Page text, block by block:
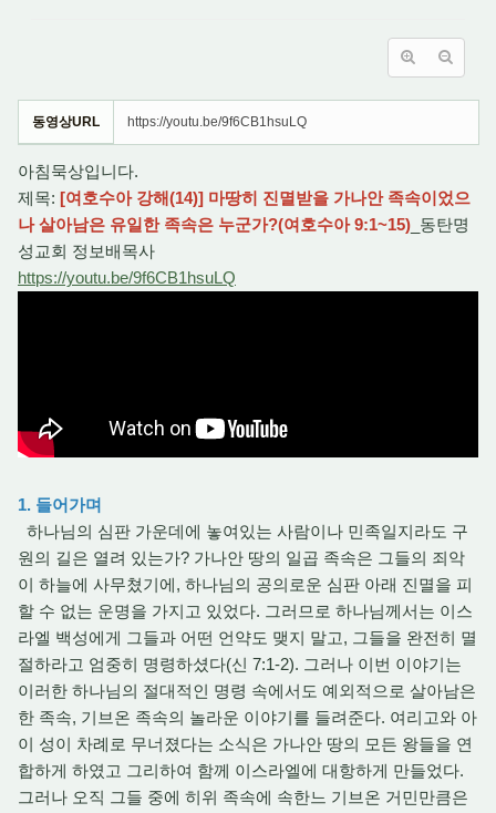
동영상URL https://youtu.be/9f6CB1hsuLQ
아침묵상입니다.
제목: [여호수아 강해(14)] 마땅히 진멸받을 가나안 족속이었으
나 살아남은 유일한 족속은 누군가?(여호수아 9:1~15) _동탄명
성교회 정보배목사
https://youtu.be/9f6CB1hsuLQ
1. 들어가며
하나님의 심판 가운데에 놓여있는 사람이나 민족일지라도 구
원의 길은 열려 있는가? 가나안 땅의 일곱 족속은 그들의 죄악
이 하늘에 사무쳤기에, 하나님의 공의로운 심판 아래 진멸을 피
할 수 없는 운명을 가지고 있었다. 그러므로 하나님께서는 이스
라엘 백성에게 그들과 어떤 언약도 맺지 말고, 그들을 완전히 멸
절하라고 엄중히 명령하셨다(신 7:1-2). 그러나 이번 이야기는
이러한 하나님의 절대적인 명령 속에서도 예외적으로 살아남은
한 족속, 기브온 족속의 놀라운 이야기를 들려준다. 여리고와 아
이 성이 차례로 무너졌다는 소식은 가나안 땅의 모든 왕들을 연
합하게 하였고 그리하여 함께 이스라엘에 대항하게 만들었다.
그러나 오직 그들 중에 히위 족속에 속한느 기브온 거민만큼은